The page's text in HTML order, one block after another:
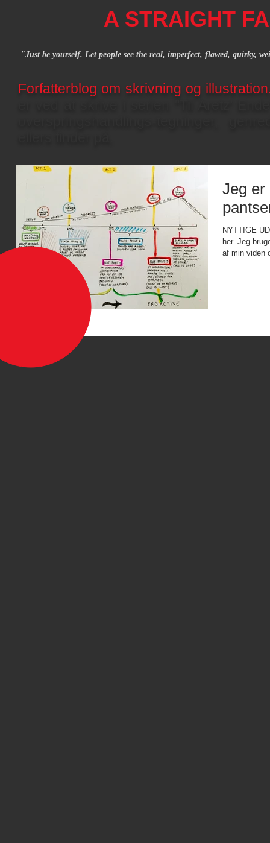
Jeg er
NYTTIGE
her. Jeg
af min viden
Forfatterblog om skrivning og
A STRAIGHT
"Just be yourself. Let people see the real, imperfect, flawed, quirky,